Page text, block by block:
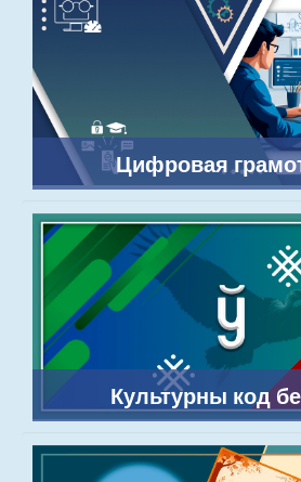
Цифровая
Культурны код